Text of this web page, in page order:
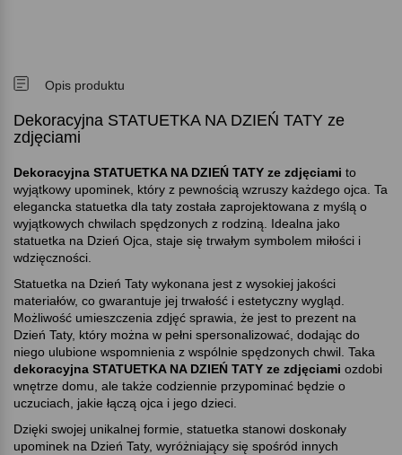
Opis produktu
Dekoracyjna STATUETKA NA DZIEŃ TATY ze
zdjęciami
Dekoracyjna STATUETKA NA DZIEŃ TATY ze zdjęciami to
wyjątkowy upominek, który z pewnością wzruszy każdego ojca. Ta
elegancka statuetka dla taty została zaprojektowana z myślą o
wyjątkowych chwilach spędzonych z rodziną. Idealna jako
statuetka na Dzień Ojca, staje się trwałym symbolem miłości i
wdzięczności.
Statuetka na Dzień Taty wykonana jest z wysokiej jakości
materiałów, co gwarantuje jej trwałość i estetyczny wygląd.
Możliwość umieszczenia zdjęć sprawia, że jest to prezent na
Dzień Taty, który można w pełni spersonalizować, dodając do
niego ulubione wspomnienia z wspólnie spędzonych chwil. Taka
dekoracyjna STATUETKA NA DZIEŃ TATY ze zdjęciami ozdobi
wnętrze domu, ale także codziennie przypominać będzie o
uczuciach, jakie łączą ojca i jego dzieci.
Dzięki swojej unikalnej formie, statuetka stanowi doskonały
upominek na Dzień Taty, wyróżniający się spośród innych